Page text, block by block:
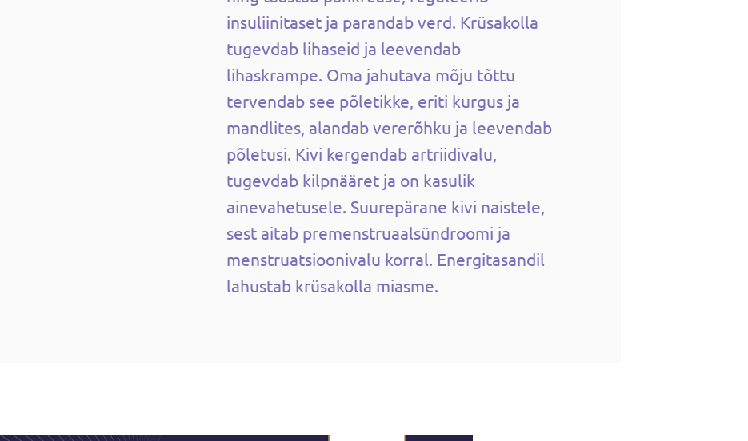
insuliinitaset ja parandab verd. Krüsakolla
tugevdab lihaseid ja leevendab
lihaskrampe. Oma jahutava mõju tõttu
tervendab see põletikke, eriti kurgus ja
mandlites, alandab vererõhku ja leevendab
põletusi. Kivi kergendab artriidivalu,
tugevdab kilpnääret ja on kasulik
ainevahetusele. Suurepärane kivi naistele,
sest aitab premenstruaalsündroomi ja
menstruatsioonivalu korral. Energitasandil
lahustab krüsakolla miasme.